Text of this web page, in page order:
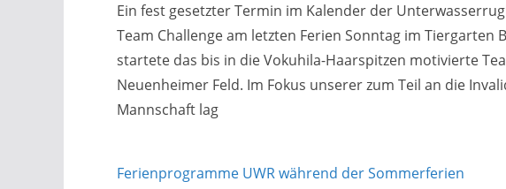
Ein fest gesetzter Termin im Kalender der
Team Challenge am letzten Ferien Sonntag im Tiergarten
startete das bis in die Vokuhila-Haarspitzen motivierte
Neuenheimer Feld. Im Fokus unserer zum Teil an die
Mannschaft lag
Ferienprogramme UWR während der Sommerferien